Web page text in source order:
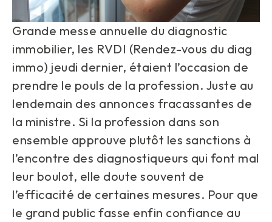
Grande messe annuelle du diagnostic
immobilier, les RVDI (Rendez-vous du diag
immo) jeudi dernier, étaient l’occasion de
prendre le pouls de la profession. Juste au
lendemain des annonces fracassantes de
la ministre. Si la profession dans son
ensemble approuve plutôt les sanctions à
l’encontre des diagnostiqueurs qui font mal
leur boulot, elle doute souvent de
l’efficacité de certaines mesures. Pour que
le grand public fasse enfin confiance au